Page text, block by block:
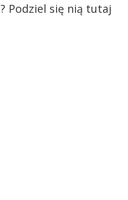
Podziel się nią tutaj